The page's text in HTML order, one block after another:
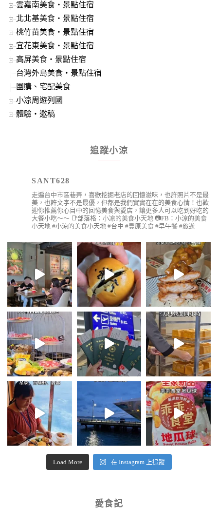
雲嘉南美食‧景點住宿
北北基美食‧景點住宿
桃竹苗美食‧景點住宿
宜花東美食‧景點住宿
高屏美食‧景點住宿
台灣外島美食‧景點住宿
團購、宅配美食
小凉周遊列國
體驗‧邀稿
追蹤小涼
SANT628
走遍台中市區巷弄，喜歡挖掘老店的回憶滋味，也許照片不是最
美，也許文字不是最優，但都是我們實實在在的美食心情！也歡
迎你推薦你心目中的回憶美食與愛店，讓更多人可以吃到好吃的
大餐小吃～～ 📑部落格：小凉的美食小天地 📷FB：小涼的美食
小天地 #小涼的美食小天地 #台中 #豐原美食 #早午餐 #旅遊
Load More 在 Instagram 上追蹤
愛食記